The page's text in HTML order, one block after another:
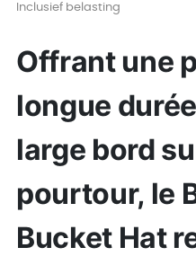
Inclusief belasting
Offrant une
longue
large bord
pourtour, le
Bucket Hat